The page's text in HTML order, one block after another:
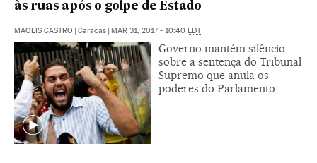
às ruas após o golpe de Estado
MAOLIS CASTRO Caracas MAR 31, 2017 - 10:40 EDT
Governo mantém silêncio
sobre a sentença do Tribunal
Supremo que anula os
poderes do Parlamento